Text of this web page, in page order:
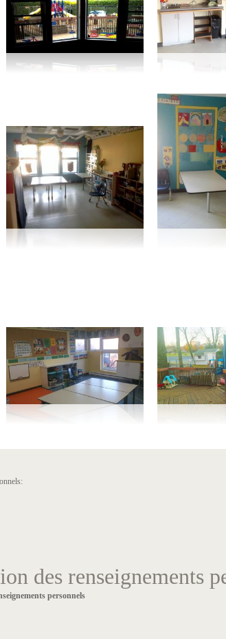
des renseignements
personnels